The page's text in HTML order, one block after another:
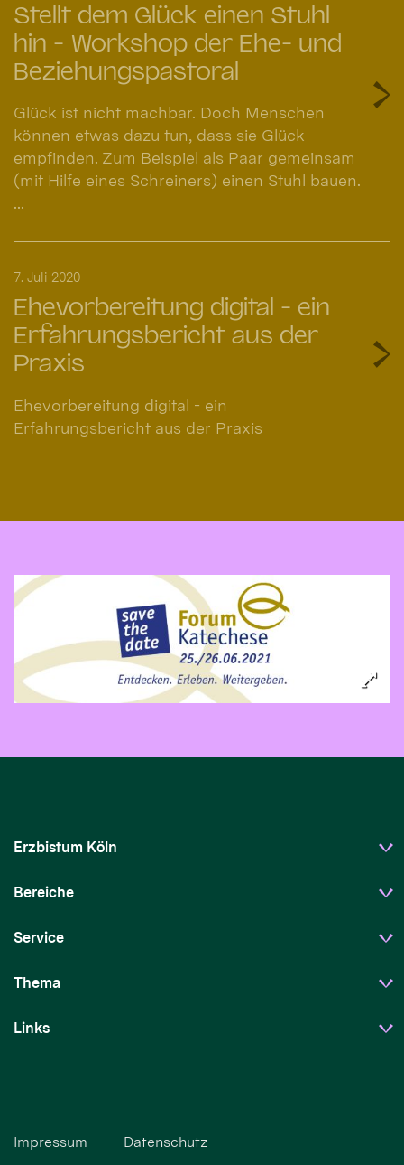
Stellt dem Glück einen Stuhl
hin - Workshop der Ehe- und
Beziehungspastoral
Glück ist nicht machbar. Doch Menschen
können etwas dazu tun, dass sie Glück
empfinden. Zum Beispiel als Paar gemeinsam
(mit Hilfe eines Schreiners) einen Stuhl bauen.
...
Ehevorbereitung digital - ein
Erfahrungsbericht aus der
Praxis
7. Juli 2020
Ehevorbereitung digital - ein
Erfahrungsbericht aus der Praxis
Erzbistum Köln
Bereiche
Service
Thema
Links
Impressum Datenschutz